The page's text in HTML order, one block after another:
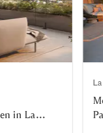
in La